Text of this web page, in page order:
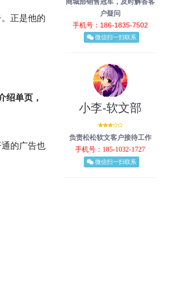
正是他的
绍单页，
的广告也
户疑问
手机号：186-1835-7502
微信扫一扫联系
小李-软文部
负责松松软文客户接待工作
手机号：185-1032-1727
微信扫一扫联系